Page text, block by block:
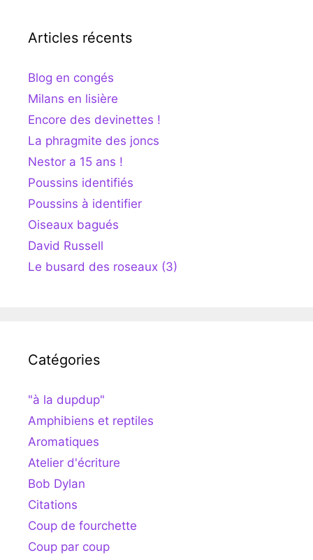
Articles récents
Blog en congés
Milans en lisière
Encore des devinettes !
La phragmite des joncs
Nestor a 15 ans !
Poussins identifiés
Poussins à identifier
Oiseaux bagués
David Russell
Le busard des roseaux (3)
Catégories
"à la dupdup"
Amphibiens et reptiles
Aromatiques
Atelier d'écriture
Bob Dylan
Citations
Coup de fourchette
Coup par coup